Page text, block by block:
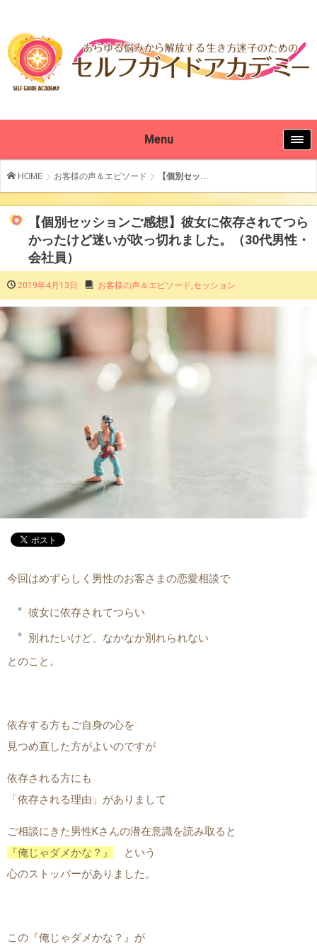
Menu
HOME お客様の声＆エピソード 【個別セッ...
【個別セッションご感想】彼女に依存されてつら
かったけど迷いが吹っ切れました。（30代男性・
会社員）
2019年4月13日 お客様の声＆エピソード,セッション
今回はめずらしく男性のお客さまの恋愛相談で
彼女に依存されてつらい
別れたいけど、なかなか別れられない
とのこと。
依存する方もご自身の心を
見つめ直した方がよいのですが
依存される方にも
「依存される理由」がありまして
ご相談にきた男性Kさんの潜在意識を読み取ると
『俺じゃダメかな？』
という
心のストッパーがありました。
この『俺じゃダメかな？』が